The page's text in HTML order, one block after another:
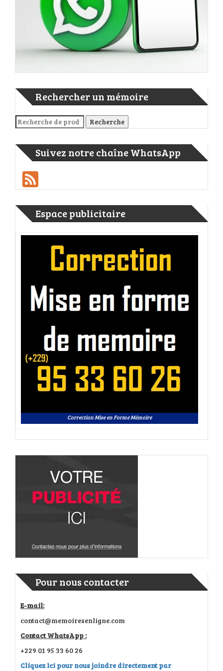
Rechercher un mémoire
Recherche pour : Recherche
Suivez notre chaîne WhatsApp
Espace publicitaire
Correction Mise en Forme Mémoire
Pour nous contacter
E-mail:
contact@memoiresenligne.com
Contact WhatsApp :
+229 01 95 33 60 26
Cliquez Ici pour nous joindre directement par